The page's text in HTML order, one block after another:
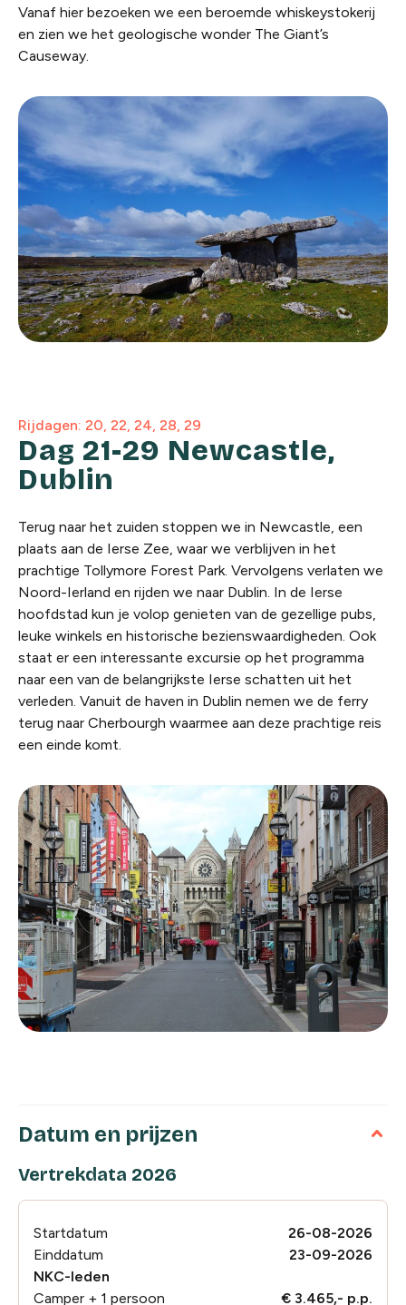
Vanaf hier bezoeken we een beroemde whiskeystokerij
en zien we het geologische wonder The Giant’s
Causeway.
Rijdagen: 20, 22, 24, 28, 29
Dag 21-29 Newcastle,
Dublin
Terug naar het zuiden stoppen we in Newcastle, een
plaats aan de Ierse Zee, waar we verblijven in het
prachtige Tollymore Forest Park. Vervolgens verlaten we
Noord-Ierland en rijden we naar Dublin. In de Ierse
hoofdstad kun je volop genieten van de gezellige pubs,
leuke winkels en historische bezienswaardigheden. Ook
staat er een interessante excursie op het programma
naar een van de belangrijkste Ierse schatten uit het
verleden. Vanuit de haven in Dublin nemen we de ferry
terug naar Cherbourgh waarmee aan deze prachtige reis
een einde komt.
Datum en prijzen
Vertrekdata 2026
Startdatum
26-08-2026
Einddatum
23-09-2026
NKC-leden
Camper + 1 persoon
€ 3.465,- p.p.